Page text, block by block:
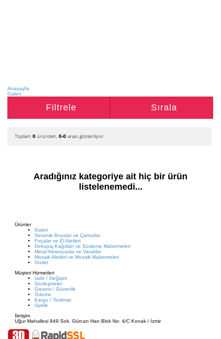
Anasayfa
Galeri
Filtrele Sırala
Toplam 0 üründen, 0-0 arası gösteriliyor.
Aradığınız kategoriye ait hiç bir ürün
listelenemedi...
Ürünler
Galeri
Seramik Boyalar ve Çamurlar
Fırçalar ve El Aletleri
Dekupaj Kağıtları ve Süsleme Malzemeleri
Metal Aksesuarlar ve Varaklar
Mozaik Aletleri ve Mozaik Malzemeleri
Outlet
Müşteri Hizmetleri
İade / Değişim
Sözleşmeler
Garanti / Güvenlik
Ödeme
Kargo / Teslimat
Üyelik
İletişim
Uğur Mahallesi 849 Sok. Gürcan Han Blok No: 4/C Konak / İzmir